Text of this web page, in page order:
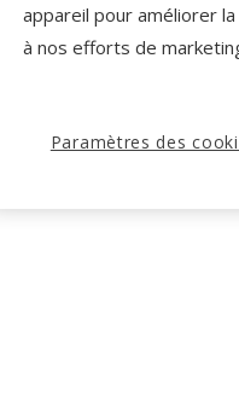
appareil pour améliorer
à nos efforts de
Paramètres des